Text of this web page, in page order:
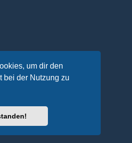
um dir den
bei der Nutzung zu